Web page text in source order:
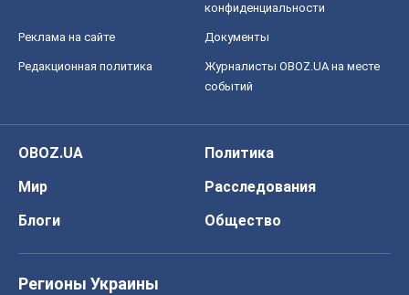
конфиденциальности
Реклама на сайте Документы
Редакционная политика
Журналисты OBOZ.UA на месте
событий
OBOZ.UA
Политика
Мир
Расследования
Блоги
Общество
Регионы Украины